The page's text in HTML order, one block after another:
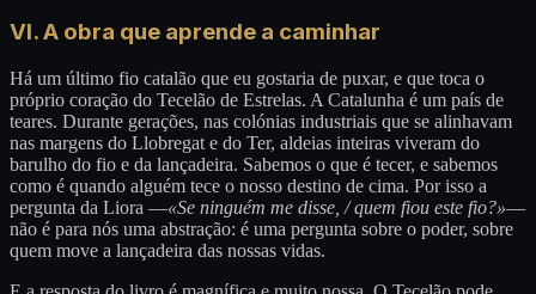
VI. A obra que aprende a caminhar
Há um último fio catalão que eu gostaria de puxar, e que toca o
próprio coração do Tecelão de Estrelas. A Catalunha é um país de
teares. Durante gerações, nas colónias industriais que se alinhavam
nas margens do Llobregat e do Ter, aldeias inteiras viveram do
barulho do fio e da lançadeira. Sabemos o que é tecer, e sabemos
como é quando alguém tece o nosso destino de cima. Por isso a
pergunta da Liora —«Se ninguém me disse, / quem fiou este fio?»—
não é para nós uma abstração: é uma pergunta sobre o poder, sobre
quem move a lançadeira das nossas vidas.